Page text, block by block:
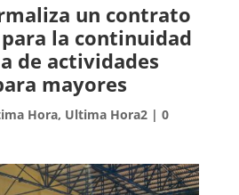
un contrato
la continuidad
de actividades
mayores
Hora, Ultima Hora2| 0